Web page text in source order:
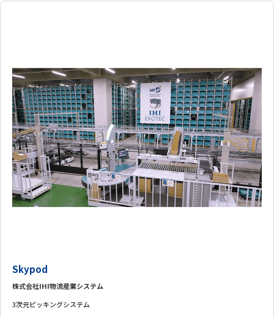
Skypod
株式会社IHI物流産業システム
3次元ピッキングシステム